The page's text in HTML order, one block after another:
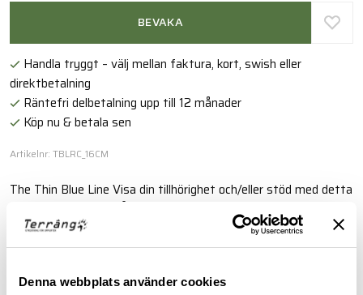
Denna webbplats använder cookies
BEVAKA
Handla tryggt – välj mellan faktura, kort, swish eller
direktbetalning
Räntefri delbetalning upp till 12 månader
Köp nu & betala sen
Artikelnr: TBLRC_16CM
The Thin Blue Line Visa din tillhörighet och/eller stöd med detta
armband i extremt hållbar paracord som stängs med knapp och
ögla.